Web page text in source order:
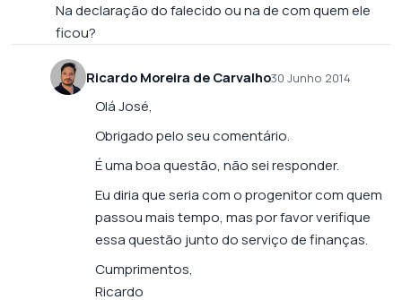
Na declaração do falecido ou na de com quem ele
ficou?
Ricardo Moreira de Carvalho30 Junho 2014
Olá José,
Obrigado pelo seu comentário.
É uma boa questão, não sei responder.
Eu diria que seria com o progenitor com quem
passou mais tempo, mas por favor verifique
essa questão junto do serviço de finanças.
Cumprimentos,
Ricardo